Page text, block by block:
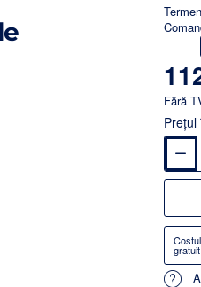
Fără
gratuit!